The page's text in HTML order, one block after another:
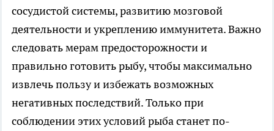
сосудистой системы, развитию мозговой
деятельности и укреплению иммунитета. Важно
следовать мерам предосторожности и
правильно готовить рыбу, чтобы максимально
извлечь пользу и избежать возможных
негативных последствий. Только при
соблюдении этих условий рыба станет по-